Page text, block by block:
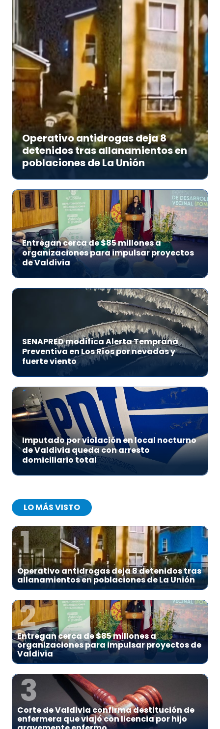
Operativo antidrogas deja 8
detenidos tras allanamientos en
poblaciones de La Unión
Entregan cerca de $85 millones a
organizaciones para impulsar proyectos
de Valdivia
SENAPRED modifica Alerta Temprana
Preventiva en Los Ríos por nevadas y
fuerte viento
Imputado por violación en local nocturno
de Valdivia queda con arresto
domiciliario total
LO MÁS VISTO
1
Operativo antidrogas deja 8 detenidos tras
allanamientos en poblaciones de La Unión
2
Entregan cerca de $85 millones a
organizaciones para impulsar proyectos de
Valdivia
3
Corte de Valdivia confirma destitución de
enfermera que viajó con licencia por hijo